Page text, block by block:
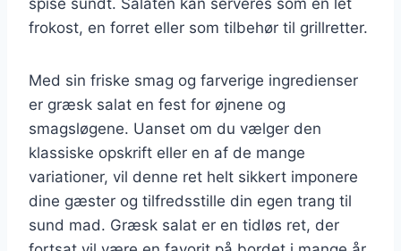
frokost, en forret eller som tilbehør til grillretter.
Med sin friske smag og farverige ingredienser
er græsk salat en fest for øjnene og
smagsløgene. Uanset om du vælger den
klassiske opskrift eller en af de mange
variationer, vil denne ret helt sikkert imponere
dine gæster og tilfredsstille din egen trang til
sund mad. Græsk salat er en tidløs ret, der